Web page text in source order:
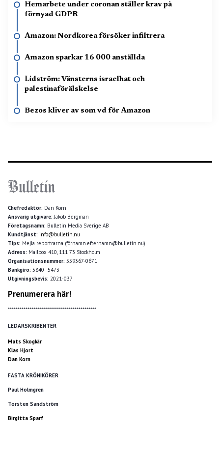
Hemarbete under coronan ställer krav på
förnyad GDPR
Amazon: Nordkorea försöker infiltrera
Amazon sparkar 16 000 anställda
Lidström: Vänsterns israelhat och
palestinaförälskelse
Bezos kliver av som vd för Amazon
Chefredaktör: Dan Korn
Ansvarig utgivare: Jakob Bergman
Företagsnamn: Bulletin Media Sverige AB
Kundtjänst: info@bulletin.nu
Tips: Mejla reportrarna (förnamn.efternamn@bulletin.nu)
Adress: Mailbox 410, 111 73 Stockholm
Organisationsnummer: 559367-0671
Bankgiro: 5840–5473
Utgivningsbevis: 2021-037
Prenumerera här!
*********************************************
LEDARSKRIBENTER
Mats Skogkär
Klas Hjort
Dan Korn
FASTA KRÖNIKÖRER
Paul Holmgren
Torsten Sandström
Birgitta Sparf